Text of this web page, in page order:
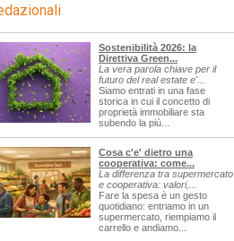
Sostenibilità 2026: la
Direttiva Green...
La vera parola chiave per il
futuro del real estate e'...
Siamo entrati in una fase
storica in cui il concetto di
proprietà immobiliare sta
subendo la più...
Cosa c'e' dietro una
cooperativa: come...
La differenza tra supermercato
e cooperativa: valori,...
Fare la spesa è un gesto
quotidiano: entriamo in un
supermercato, riempiamo il
carrello e andiamo...